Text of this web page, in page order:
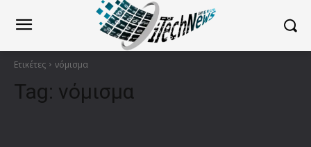
Ετικέτες νόμισμα
Tag: νόμισμα